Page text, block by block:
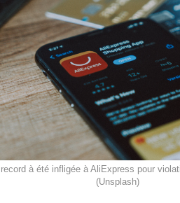
à été infligée à AliExpress pour
(Unsplash)